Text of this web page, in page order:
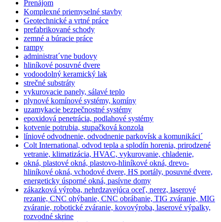
Prenájom
Komplexné priemyselné stavby
Geotechnické a vrtné práce
prefabrikované schody
zemné a búracie práce
rampy
administrat´vne budovy
hliníkové posuvné dvere
vodoodolný keramický lak
strečné substráty
vykurovacie panely, sálavé teplo
plynové komínové systémy, komíny
uzamykacie bezpečnostné systémy
epoxidová penetrácia, podlahové systémy
kotvenie potrubia, stupačková konzola
líniové odvodnenie, odvodnenie parkovísk a komunikáci´
Colt International, odvod tepla a splodín horenia, prirodzené
vetranie, klimatizácia, HVAC, vykurovanie, chladenie,
okná, plastové okná, plastovo-hliníkové okná, drevo-
hliníkové okná, vchodové dvere, HS portály, posuvné dvere,
energeticky úsporné okná, pasívne domy
zákazková výroba, nehrdzavejúca oceľ, nerez, laserové
rezanie, CNC ohýbanie, CNC obrábanie, TIG zváranie, MIG
zváranie, robotické zváranie, kovovýroba, laserové výpalky,
rozvodné skrine